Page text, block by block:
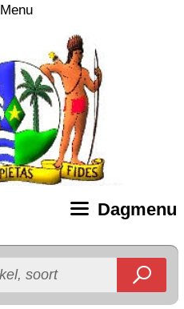
Menu
Dagmenu